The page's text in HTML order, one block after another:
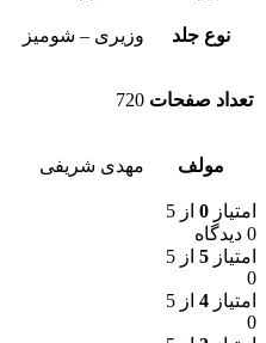
نوع جلد وزیری – شومیز
تعداد صفحات 720
مولف مهدی شریفی
امتیاز 0 از 5
0 دیدگاه
امتیاز 5 از 5
0
امتیاز 4 از 5
0